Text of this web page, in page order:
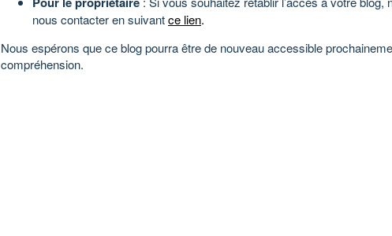
nous contacter en suivantce lien.
Nous espérons que ce blog pourra être de nouveau accessible
compréhension.